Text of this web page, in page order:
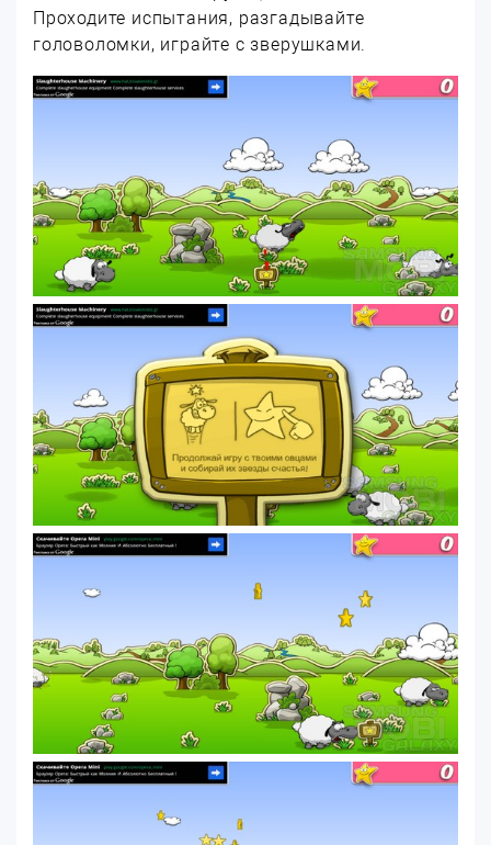
Проходите испытания, разгадывайте
головоломки, играйте с зверушками.